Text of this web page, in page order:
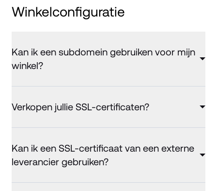
Winkelconfiguratie
Kan ik een subdomein gebruiken voor mijn
winkel?
Verkopen jullie SSL-certificaten?
Kan ik een SSL-certificaat van een externe
leverancier gebruiken?